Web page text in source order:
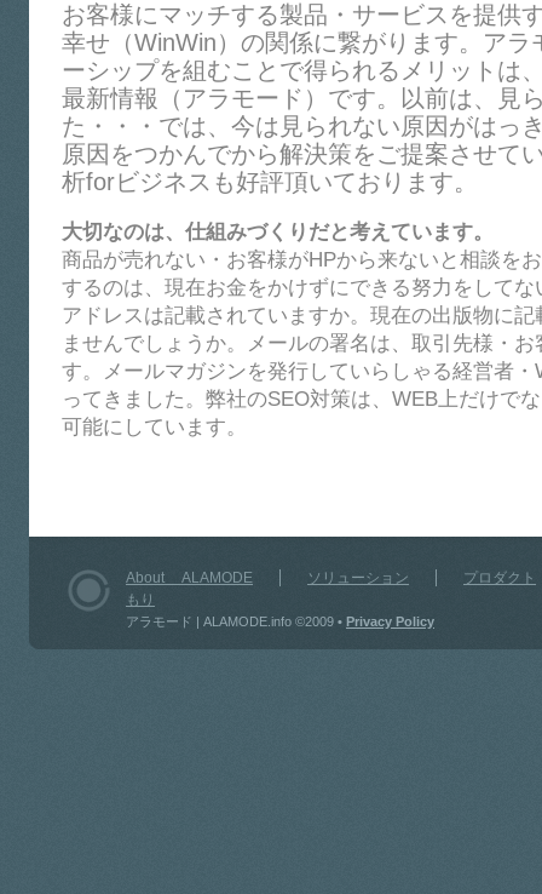
お客様にマッチする製品・サービスを提供
幸せ（WinWin）の関係に繋がります。アラ
ーシップを組むことで得られるメリットは
最新情報（アラモード）です。以前は、見
た・・・では、今は見られない原因がはっ
原因をつかんでから解決策をご提案させて
析forビジネスも好評頂いております。
大切なのは、仕組みづくりだと考えています。
商品が売れない・お客様がHPから来ないと相談を
するのは、現在お金をかけずにできる努力をして
アドレスは記載されていますか。現在の出版物に
ませんでしょうか。メールの署名は、取引先様・
す。メールマガジンを発行していらしゃる経営者
ってきました。弊社のSEO対策は、WEB上だけで
可能にしています。
About ALAMODE ソリューション
プロダクト
もり
アラモード | ALAMODE.info ©2009 • Privacy Policy